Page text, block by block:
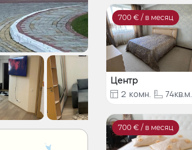
700 € / в месяц
Центр
2 комн. 74кв.м.
700 € / в месяц